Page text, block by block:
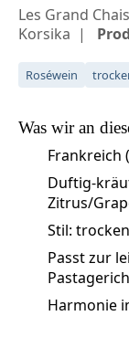
Les Grand
Korsika
Roséwein
Was wir an
Frankreich
Duftig-
Zitrus/
Stil:
Passt zur
Harmonie